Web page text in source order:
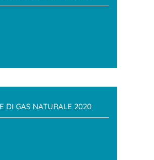
DI GAS NATURALE 2020